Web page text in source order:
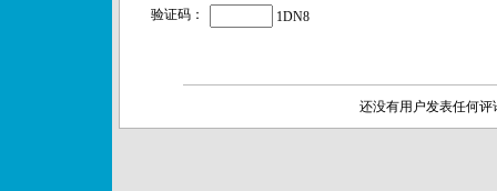
验证码： 1DN8
还没有用户发表任何评